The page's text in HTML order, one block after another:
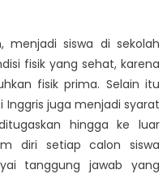
menjadi siswa di sekolah
fisik yang sehat, karena
fisik prima. Selain itu
Inggris juga menjadi syarat
hingga ke luar
diri setiap calon siswa
tanggung jawab yang